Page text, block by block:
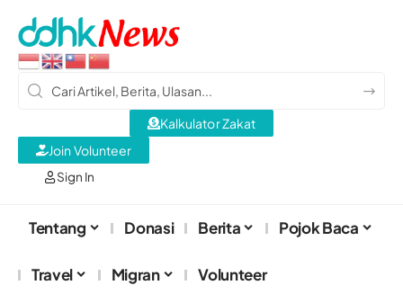
Sign In
Kalkulator Zakat
Join Volunteer
Tentang Donasi Berita Pojok Baca
Travel Migran Volunteer